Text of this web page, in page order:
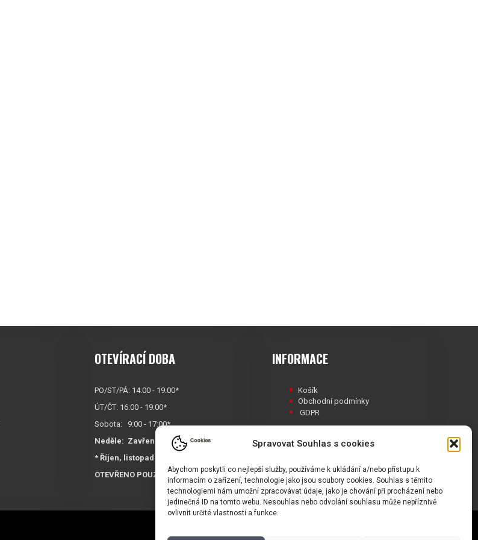
Spravovat Souhlas s cookies
Abychom poskytli co nejlepší služby, používáme k ukládání a/nebo přístupu k
informacím o zařízení, technologie jako jsou soubory cookies. Souhlas s těmito
technologiemi nám umožní zpracovávat údaje, jako je chování při procházení nebo
jedinečná ID na tomto webu. Nesouhlas nebo odvolání souhlasu může nepříznivě
ovlivnit určité vlastnosti a funkce.
OTEVÍRACÍ DOBA
PO/ST/PÁ: 14:00 - 19:00*
ÚT/ČT: 16:00 - 19:00*
Sobota: 9:00 - 17:00*
Neděle: Zavřeno
* Říjen, listopad a prosinec
OTEVŘENO POUZE
PO/ST/PÁ
INFORMACE
Košík
Obchodní podmínky
GDPR